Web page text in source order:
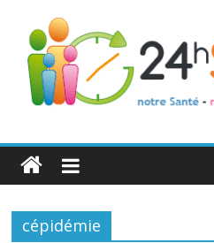
24h
Santé
Lacépidémie